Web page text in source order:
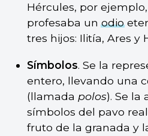
Hércules, por
profesaba unodio
tres hijos: Ilitía, Ares y
Símbolos. Se la
entero, llevando una
(llamada polos). Se la
símbolos del pavo
fruto de la granada y